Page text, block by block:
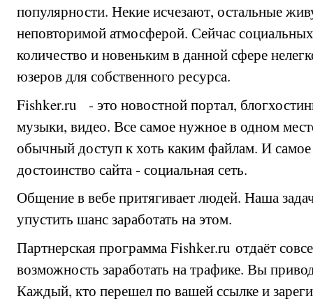
популярности. Некие исчезают, остальные
неповторимой атмосферой. Сейчас
количество и новеньким в данной сфере
юзеров для собственного ресурса.
Fishker.ru - это новостной портал,
музыки, видео. Все самое нужное в одном
обычный доступ к хоть каким файлам. И
достоинство сайта - социальная сеть.
Общение в вебе притягивает людей. Наша
упустить шанс заработать на этом.
Партнерская программа Fishker.ru отдаёт
возможность заработать на трафике. Вы
Каждый, кто перешел по вашей ссылке и